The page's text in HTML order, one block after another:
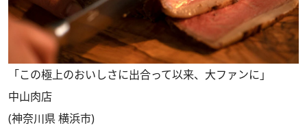
「この極上のおいしさに出合って以来、大ファンに」
中山肉店
(神奈川県 横浜市)